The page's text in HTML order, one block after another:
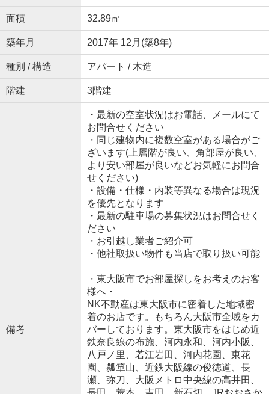
面積 32.89㎡
築年月 2017年 12月(築8年)
種別 / 構造 アパート / 木造
階建 3階建
備考
・最新の空室状況はお電話、メールにて
お問合せください
・同じ建物内に複数空室がある場合がご
ざいます(上層階が良い、角部屋が良い、
より安い部屋が良いなどお気軽にお問合
せください)
・設備・仕様・内装等異なる場合は現況
を優先となります
・最新の駐車場の募集状況はお問合せく
ださい
・お引越し業者ご紹介可
・他社取扱い物件も当店で取り扱い可能
・東大阪市でお部屋探しをお考えのお客
様へ・
NK不動産は東大阪市に密着した地域密
着のお店です。もちろん大阪市全域をカ
バーしております。東大阪市をはじめ近
鉄奈良線の布施、河内永和、河内小阪、
八戸ノ里、若江岩田、河内花園、東花
園、瓢箪山、近鉄大阪線の俊徳道、長
瀬、弥刀、大阪メトロ中央線の高井田、